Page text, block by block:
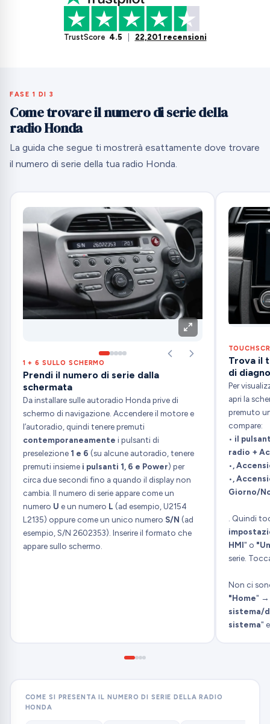
TrustScore 4.5 22,201 recensioni
FASE 1 DI 3
Come trovare il numero di serie della
radio Honda
La guida che segue ti mostrerà esattamente dove trovare
il numero di serie della tua radio Honda.
1 + 6 SULLO SCHERMO
Prendi il numero di serie dalla
schermata
Da installare sulle autoradio Honda prive di
schermo di navigazione. Accendere il motore e
l’autoradio, quindi tenere premuti
contemporaneamente i pulsanti di
preselezione 1 e 6 (su alcune autoradio, tenere
premuti insieme i pulsanti 1, 6 e Power) per
circa due secondi fino a quando il display non
cambia. Il numero di serie appare come un
numero U e un numero L (ad esempio, U2154
L2135) oppure come un unico numero S/N (ad
esempio, S/N 2602353). Inserire il formato che
appare sullo schermo.
Trova il
di
Per
apri la
premuto
compare:
• il
radio +
• ,
• ,
Giorno/
. Quindi
HMI" o
serie.
Non ci
"Home"
sistema/
sistema"
COME SI PRESENTA IL NUMERO DI SERIE DELLA RADIO
HONDA